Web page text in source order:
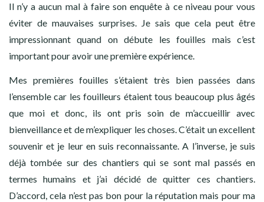
Il n’y a aucun mal à faire son enquête à ce niveau pour vous
éviter de mauvaises surprises. Je sais que cela peut être
impressionnant quand on débute les fouilles mais c’est
important pour avoir une première expérience.
Mes premières fouilles s’étaient très bien passées dans
l’ensemble car les fouilleurs étaient tous beaucoup plus âgés
que moi et donc, ils ont pris soin de m’accueillir avec
bienveillance et de m’expliquer les choses. C’était un excellent
souvenir et je leur en suis reconnaissante. A l’inverse, je suis
déjà tombée sur des chantiers qui se sont mal passés en
termes humains et j’ai décidé de quitter ces chantiers.
D’accord, cela n’est pas bon pour la réputation mais pour ma